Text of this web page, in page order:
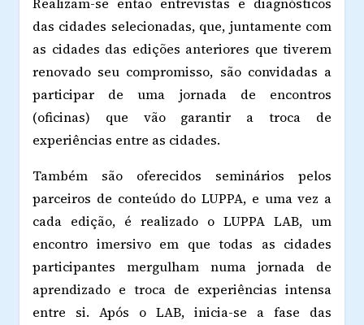
das cidades selecionadas, que, juntamente com
as cidades das edições anteriores que tiverem
renovado seu compromisso, são convidadas a
participar de uma jornada de encontros
(oficinas) que vão garantir a troca de
experiências entre as cidades.
Também são oferecidos seminários pelos
parceiros de conteúdo do LUPPA, e uma vez a
cada edição, é realizado o LUPPA LAB, um
encontro imersivo em que todas as cidades
participantes mergulham numa jornada de
aprendizado e troca de experiências intensa
entre si. Após o LAB, inicia-se a fase das